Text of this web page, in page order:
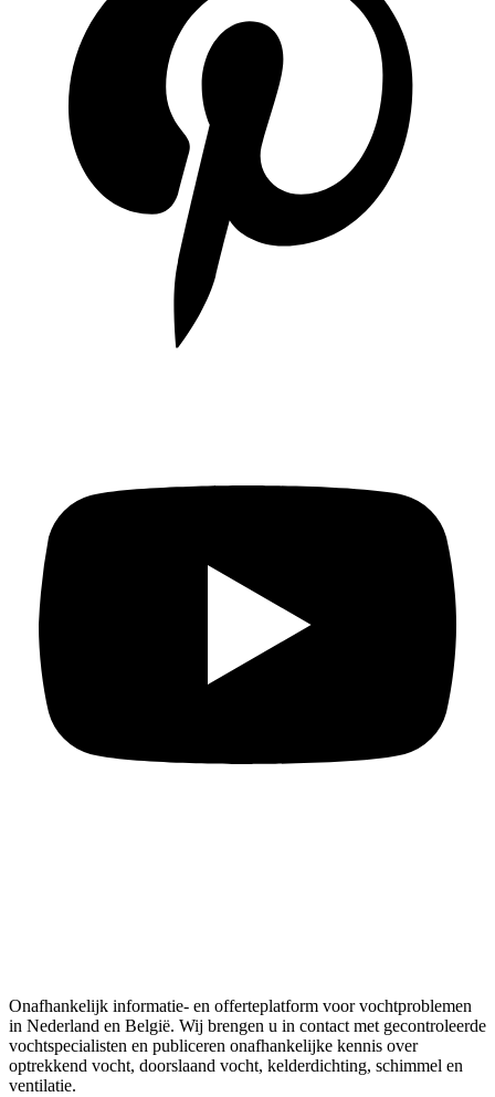
Onafhankelijk informatie- en offerteplatform voor vochtproblemen
in Nederland en België. Wij brengen u in contact met gecontroleerde
vochtspecialisten en publiceren onafhankelijke kennis over
optrekkend vocht, doorslaand vocht, kelderdichting, schimmel en
ventilatie.